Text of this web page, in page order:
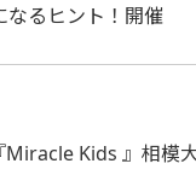
るヒント！開催
Miracle Kids 』相